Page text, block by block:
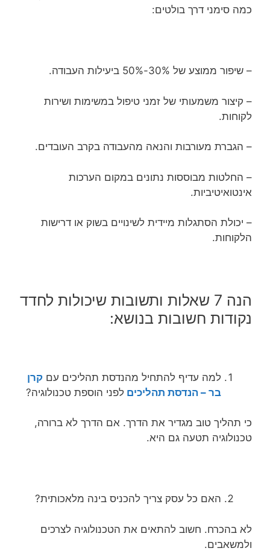
כמה סימני דרך בולטים:
– שיפור ממוצע של 30%-50% ביעילות העבודה.
– קיצור משמעותי של זמני טיפול במשימות ושירות
לקוחות.
– הגברת מעורבות והנאה מהעבודה בקרב העובדים.
– החלטות מבוססות נתונים במקום הערכות
אינטואיטיביות.
– יכולת הסתגלות מיידית לשינויים בשוק או דרישות
הלקוחות.
הנה 7 שאלות ותשובות שיכולות לחדד
נקודות חשובות בנושא:
למה עדיף להתחיל מהנדסת תהליכים עם קרן
בר – הנדסת תהליכים לפני הוספת טכנולוגיה?
כי תהליך טוב מגדיר את הדרך. אם הדרך לא ברורה,
טכנולוגיה תטעה גם היא.
האם כל עסק צריך להכניס בינה מלאכותית?
לא בהכרח. חשוב להתאים את הטכנולוגיה לצרכים
ולמשאבים.